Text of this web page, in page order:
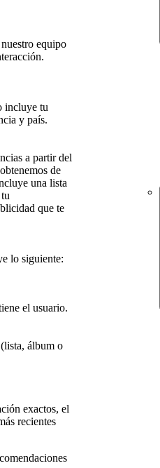
equipo
incluye tu
y país.
a partir del
de
una lista
que te
lo siguiente:
el usuario.
álbum o
exactos, el
recientes